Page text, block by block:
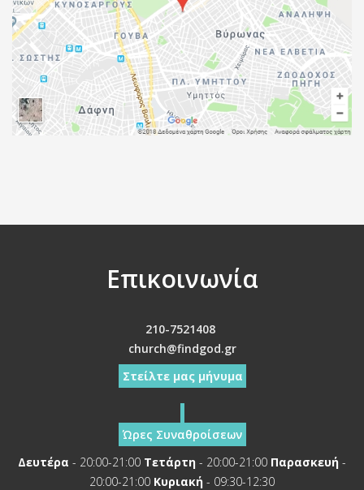
Επικοινωνία
210-7521408
church@findgod.gr
Στείλτε μας μήνυμα
Ώρες Συναθροίσεων
Δευτέρα - 20:00-21:00 Τετάρτη - 20:00-21:00 Παρασκευή -
20:00-21:00 Κυριακή - 09:30-12:30